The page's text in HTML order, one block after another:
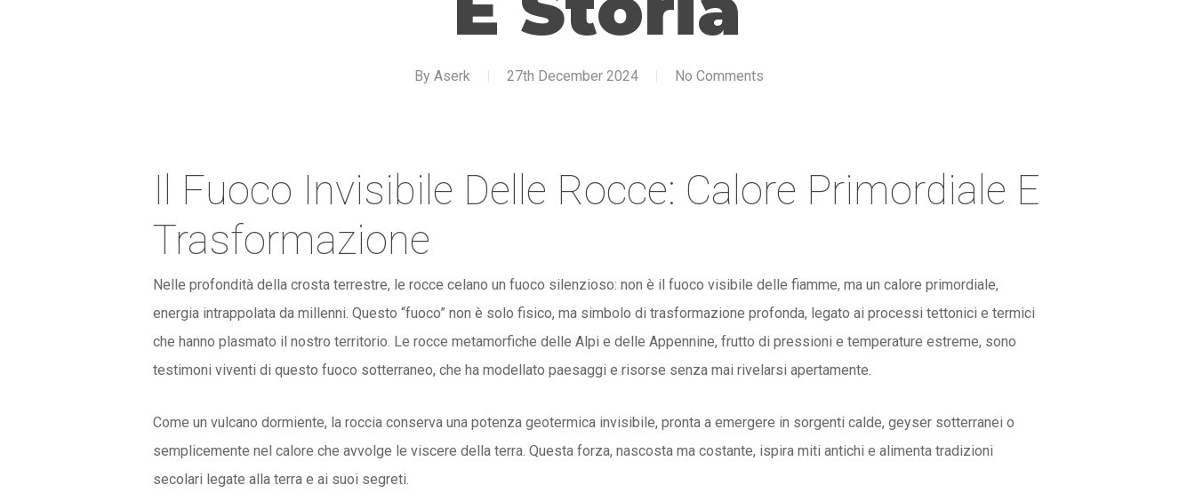
By Aserk 27th December 2024 No Comments
Il Fuoco Invisibile Delle Rocce: Calore Primordiale E
Trasformazione
Nelle profondità della crosta terrestre, le rocce celano un fuoco silenzioso: non è il fuoco visibile delle fiamme, ma un calore primordiale,
energia intrappolata da millenni. Questo “fuoco” non è solo fisico, ma simbolo di trasformazione profonda, legato ai processi tettonici e termici
che hanno plasmato il nostro territorio. Le rocce metamorfiche delle Alpi e delle Appennine, frutto di pressioni e temperature estreme, sono
testimoni viventi di questo fuoco sotterraneo, che ha modellato paesaggi e risorse senza mai rivelarsi apertamente.
Come un vulcano dormiente, la roccia conserva una potenza geotermica invisibile, pronta a emergere in sorgenti calde, geyser sotterranei o
semplicemente nel calore che avvolge le viscere della terra. Questa forza, nascosta ma costante, ispira miti antichi e alimenta tradizioni
secolari legate alla terra e ai suoi segreti.